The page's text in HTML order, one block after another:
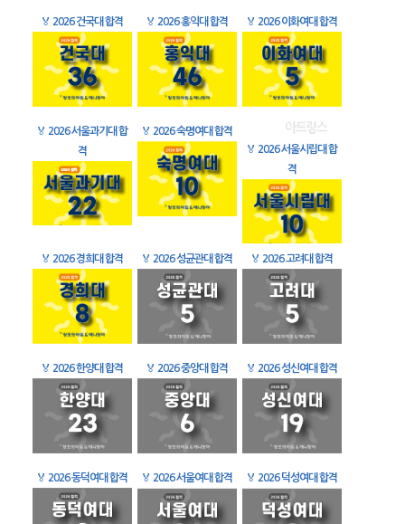
🏅 2026 건국대 합격 🏅 2026 홍익대 합격 🏅 2026 이화여대 합격
🏅 2026 서울과기대 합
격
🏅 2026 숙명여대 합격
🏅 2026 서울시립대 합
격
🏅 2026 경희대 합격 🏅 2026 성균관대 합격 🏅 2026 고려대 합격
🏅 2026 한양대 합격 🏅 2026 중앙대 합격 🏅 2026 성신여대 합격
🏅 2026 동덕여대 합격 🏅 2026 서울여대 합격 🏅 2026 덕성여대 합격